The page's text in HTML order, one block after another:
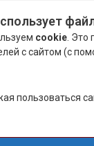
трос нержавейка
безопасен в
ассортименте в
cookie .
с сайтом (с
пользоваться